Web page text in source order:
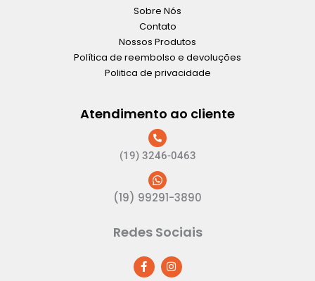
Sobre Nós
Contato
Nossos Produtos
Política de reembolso e devoluções
Politica de privacidade
Atendimento ao cliente
(19) 3246-0463
(19) 99291-3890
Redes Sociais
F
a
I
n